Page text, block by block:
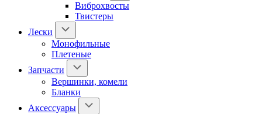
Виброхвосты
Твистеры
Лески
Монофильные
Плетеные
Запчасти
Вершинки, комели
Бланки
Аксессуары